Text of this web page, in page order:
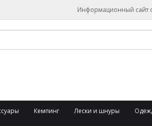
Информационный сайт
Кемпинг Лески и шнуры